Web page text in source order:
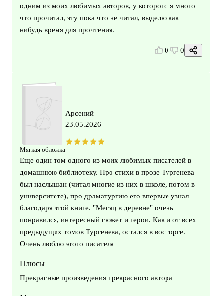
одним из моих любимых авторов, у которого я много
что прочитал, эту пока что не читал, выделю как
нибудь время для прочтения.
0 0
Мягкая обложка
Арсений
23.05.2026
Еще один том одного из моих любимых писателей в
домашнюю библиотеку. Про стихи в прозе Тургенева
был наслышан (читал многие из них в школе, потом в
университете), про драматургию его впервые узнал
благодаря этой книге. "Месяц в деревне" очень
понравился, интересный сюжет и герои. Как и от всех
предыдущих томов Тургенева, остался в восторге.
Очень люблю этого писателя
Плюсы
Прекрасные произведения прекрасного автора